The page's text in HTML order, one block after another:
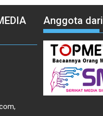
Anggota dari